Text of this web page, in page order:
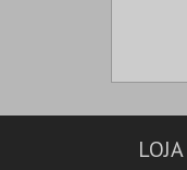
LOJA